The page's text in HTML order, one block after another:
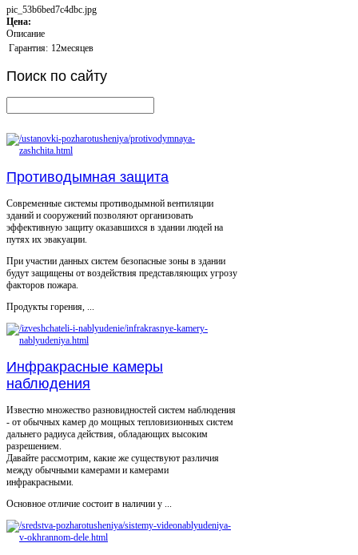
pic_53b6bed7c4dbc.jpg
Цена:
Описание
Гарантия: 12месяцев
Поиск по сайту
Противодымная защита
Современные системы противодымной вентиляции
зданий и сооружений позволяют организовать
эффективную защиту оказавшихся в здании людей на
путях их эвакуации.
При участии данных систем безопасные зоны в здании
будут защищены от воздействия представляющих угрозу
факторов пожара.
Продукты горения, ...
Инфракрасные камеры
наблюдения
Известно множество разновидностей систем наблюдения
- от обычных камер до мощных тепловизионных систем
дальнего радиуса действия, обладающих высоким
разрешением.
Давайте рассмотрим, какие же существуют различия
между обычными камерами и камерами
инфракрасными.
Основное отличие состоит в наличии у ...